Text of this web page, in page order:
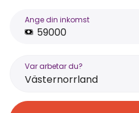
Ange din inkomst
Var arbetar du?
Västernorrland